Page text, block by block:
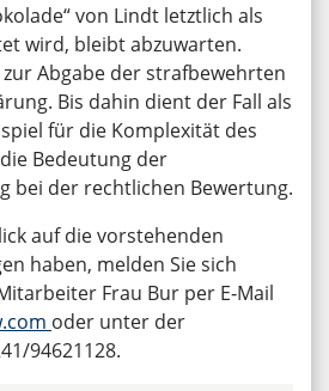
von Lindt letztlich als
wird, bleibt abzuwarten.
Abgabe der strafbewehrten
Bis dahin dient der Fall als
für die Komplexität des
Bedeutung der
bei der rechtlichen Bewertung.
auf die vorstehenden
haben, melden Sie sich
Frau Bur per E‑Mail
oder unter der
94621128.